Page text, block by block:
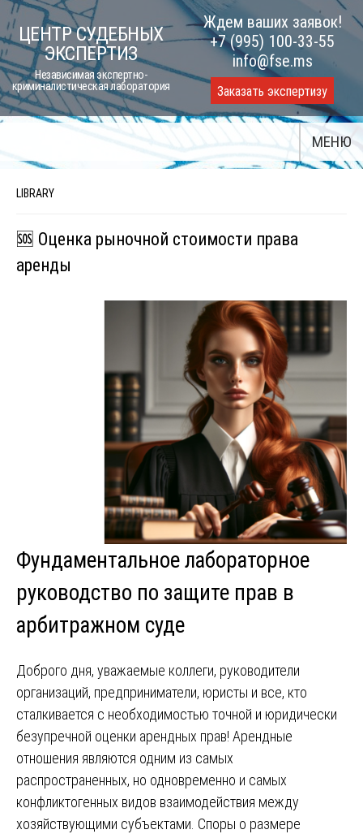
Skip
to
content
ЦЕНТР СУДЕБНЫХ
ЭКСПЕРТИЗ
Независимая экспертно-
криминалистическая лаборатория
Ждем ваших заявок!
+7 (995) 100-33-55
info@fse.ms
Заказать экспертизу
МЕНЮ
LIBRARY
🆘 Оценка рыночной стоимости права
аренды
Фундаментальное лабораторное
руководство по защите прав в
арбитражном суде
Доброго дня, уважаемые коллеги, руководители
организаций, предприниматели, юристы и все, кто
сталкивается с необходимостью точной и юридически
безупречной оценки арендных прав! Арендные
отношения являются одним из самых
распространенных, но одновременно и самых
конфликтогенных видов взаимодействия между
хозяйствующими субъектами. Споры о размере